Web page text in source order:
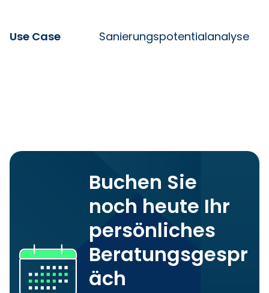
Use Case Sanierungspotentialanalyse
Buchen Sie
noch heute Ihr
persönliches
Beratungsgespr
äch